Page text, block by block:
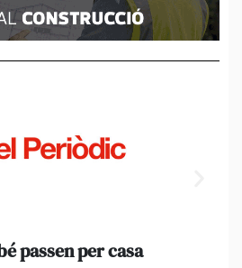
passen per casa